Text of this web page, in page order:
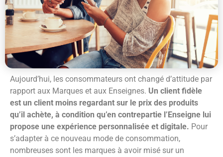
Aujourd’hui, les consommateurs ont changé d’attitude par
rapport aux Marques et aux Enseignes. Un client fidèle
est un client moins regardant sur le prix des produits
qu’il achète, à condition qu’en contrepartie l’Enseigne lui
propose une expérience personnalisée et digitale. Pour
s’adapter à ce nouveau mode de consommation,
nombreuses sont les marques à avoir misé sur un